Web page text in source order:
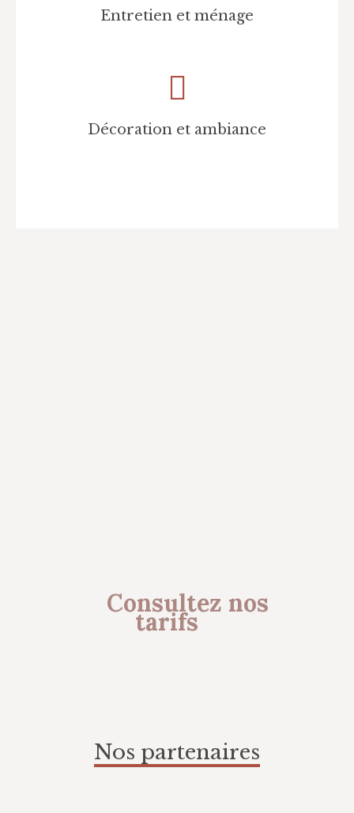
Entretien et ménage
Décoration et ambiance
Consultez nos
tarifs
Nos partenaires